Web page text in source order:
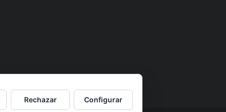
Rechazar Configurar